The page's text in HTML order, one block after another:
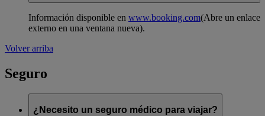
Información disponible en www.booking.com(Abre un enlace
externo en una ventana nueva).
Volver arriba
Seguro
¿Necesito un seguro médico para viajar?